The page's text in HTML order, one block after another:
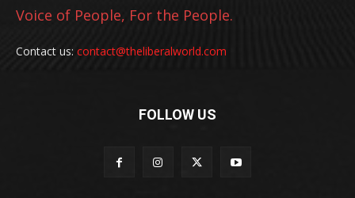
Voice of People, For the People.
Contact us: contact@theliberalworld.com
FOLLOW US